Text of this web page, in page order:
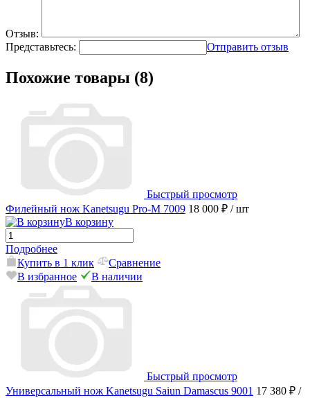
Отзыв:
Представьтесь:
Отправить отзыв
Похожие товары (8)
Быстрый просмотр
Филейный нож Kanetsugu Pro-M 7009 18 000 ₽ / шт
В корзину
Подробнее
Купить в 1 клик
Сравнение
В избранное
В наличии
Быстрый просмотр
Универсальный нож Kanetsugu Saiun Damascus 9001 17 380 ₽ /